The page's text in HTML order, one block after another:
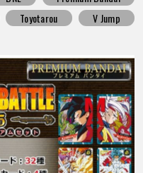
Toyotarou V Jump